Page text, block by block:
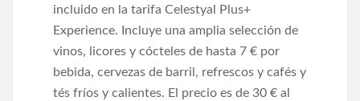
incluido en la tarifa Celestyal Plus+
Experience. Incluye una amplia selección de
vinos, licores y cócteles de hasta 7 € por
bebida, cervezas de barril, refrescos y cafés y
tés fríos y calientes. El precio es de 30 € al